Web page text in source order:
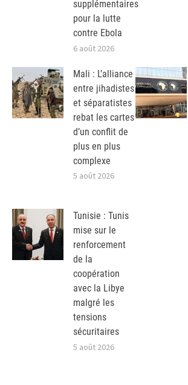
supplémentaires
pour la lutte
contre Ebola
6 août 2026
Mali : L’alliance
entre jihadistes
et séparatistes
rebat les cartes
d’un conflit de
plus en plus
complexe
5 août 2026
Tunisie : Tunis
mise sur le
renforcement
de la
coopération
avec la Libye
malgré les
tensions
sécuritaires
5 août 2026